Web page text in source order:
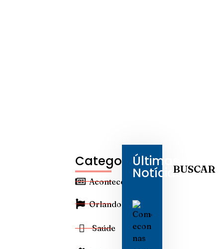
Categorias
Aconteceu
Orlando
Saúde
Últimas
NotíciasBUSCAR